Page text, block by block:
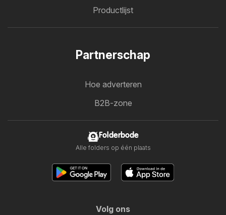
Productlijst
Partnerschap
Hoe adverteren
B2B-zone
Folderbode
Alle folders op één plaats
Volg ons